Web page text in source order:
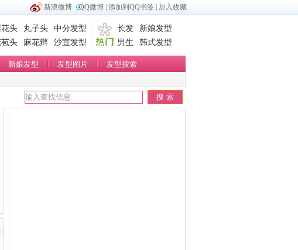
新浪微博 QQ微博 添加到QQ书签 加入收藏
头 丸子头
中分发型
头 麻花辫 沙宣发型
长发
新娘发型
男生
韩式发型
新娘发型 发型图片 发型搜索